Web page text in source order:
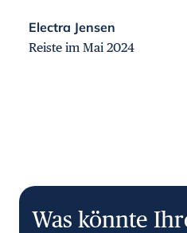
Electra Jensen
Reiste im Mai 2024
Was könnte